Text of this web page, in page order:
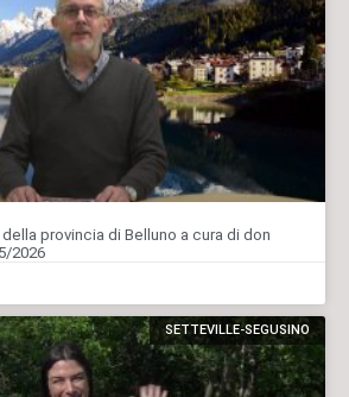
provincia di Belluno a cura di don
2026
SETTEVILLE-SEGUSINO